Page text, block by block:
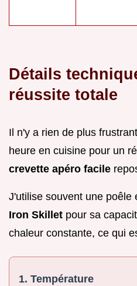
Détails
réussite totale
Il n'y a rien de plus
heure en cuisine pour un
crevette apéro facile
J'utilise souvent une poêle
Iron Skillet pour sa
chaleur constante, ce qui
1. Température